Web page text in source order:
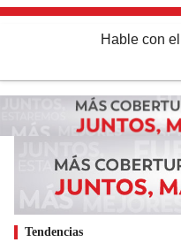
Hable con el
Tendencias